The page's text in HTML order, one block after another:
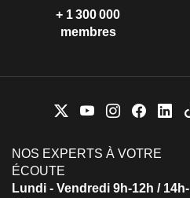
+ 1 300 000
membres
NOS EXPERTS À VOTRE
ÉCOUTE
Lundi - Vendredi 9h-12h / 14h-